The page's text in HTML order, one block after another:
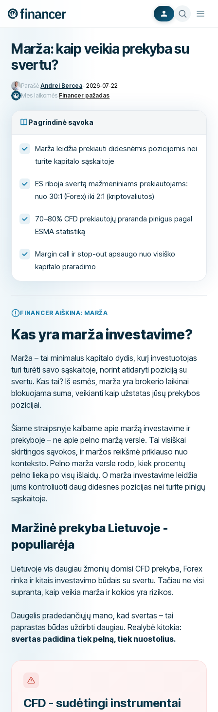
Marža: kaip veikia prekyba su
svertu?
Parašė Andrei Bercea-2026-07-22
Mes laikomės Financer pažadas
Pagrindinė sąvoka
Marža leidžia prekiauti didesnėmis pozicijomis nei
turite kapitalo sąskaitoje
ES riboja svertą mažmeniniams prekiautojams:
nuo 30:1 (Forex) iki 2:1 (kriptovaliutos)
70–80% CFD prekiautojų praranda pinigus pagal
ESMA statistiką
Margin call ir stop-out apsaugo nuo visiško
kapitalo praradimo
FINANCER AIŠKINA: MARŽA
Kas yra marža investavime?
Marža – tai minimalus kapitalo dydis, kurį investuotojas
turi turėti savo sąskaitoje, norint atidaryti poziciją su
svertu. Kas tai? Iš esmės, marža yra brokerio laikinai
blokuojama suma, veikianti kaip užstatas jūsų prekybos
pozicijai.
Šiame straipsnyje kalbame apie maržą investavime ir
prekyboje – ne apie pelno maržą versle. Tai visiškai
skirtingos sąvokos, ir maržos reikšmė priklauso nuo
konteksto. Pelno marža versle rodo, kiek procentų
pelno lieka po visų išlaidų. O marža investavime leidžia
jums kontroliuoti daug didesnes pozicijas nei turite pinigų
sąskaitoje.
Maržinė prekyba Lietuvoje -
populiarėja
Lietuvoje vis daugiau žmonių domisi CFD prekyba, Forex
rinka ir kitais investavimo būdais su svertu. Tačiau ne visi
supranta, kaip veikia marža ir kokios yra rizikos.
Daugelis pradedančiųjų mano, kad svertas – tai
paprastas būdas uždirbti daugiau. Realybė kitokia:
svertas padidina tiek pelną, tiek nuostolius.
CFD - sudėtingi instrumentai